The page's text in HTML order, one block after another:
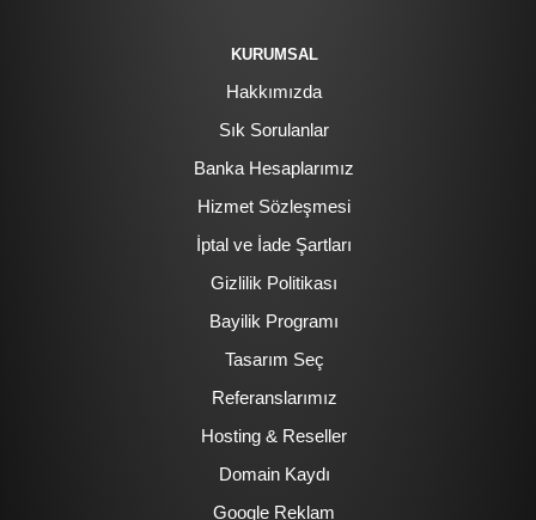
KURUMSAL
Hakkımızda
Sık Sorulanlar
Banka Hesaplarımız
Hizmet Sözleşmesi
İptal ve İade Şartları
Gizlilik Politikası
Bayilik Programı
Tasarım Seç
Referanslarımız
Hosting & Reseller
Domain Kaydı
Google Reklam